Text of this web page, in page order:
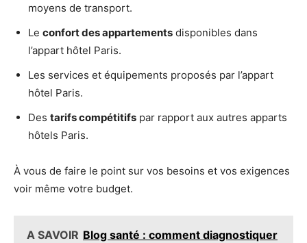
moyens de transport.
Le confort des appartements disponibles dans
l’appart hôtel Paris.
Les services et équipements proposés par l’appart
hôtel Paris.
Des tarifs compétitifs par rapport aux autres apparts
hôtels Paris.
À vous de faire le point sur vos besoins et vos exigences
voir même votre budget.
A SAVOIR Blog santé : comment diagnostiquer